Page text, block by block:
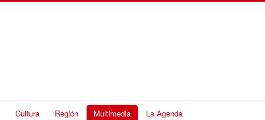
Cultura Región Multimedia La Agenda